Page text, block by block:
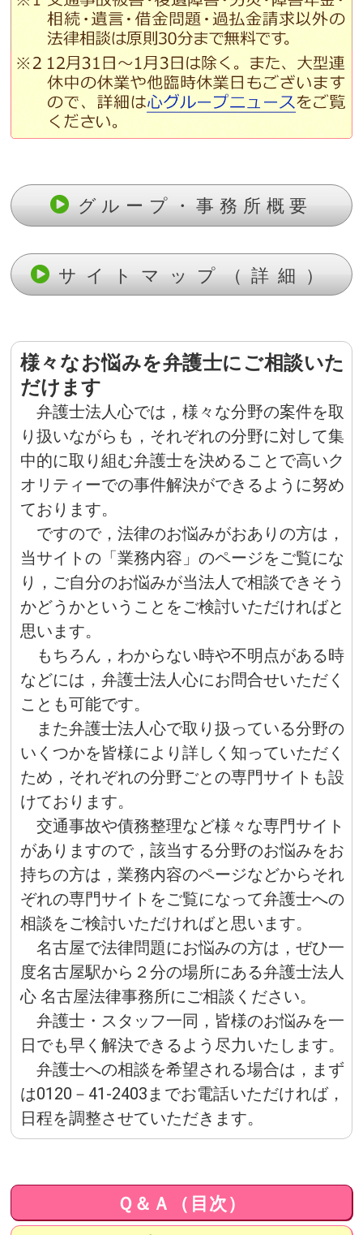
グループ・事務所概要
サイトマップ（詳細）
様々なお悩みを弁護士にご相談いた
だけます
弁護士法人心では，様々な分野の案件を取
り扱いながらも，それぞれの分野に対して集
中的に取り組む弁護士を決めることで高いク
オリティーでの事件解決ができるように努め
ております。
ですので，法律のお悩みがおありの方は，
当サイトの「業務内容」のページをご覧にな
り，ご自分のお悩みが当法人で相談できそう
かどうかということをご検討いただければと
思います。
もちろん，わからない時や不明点がある時
などには，弁護士法人心にお問合せいただく
ことも可能です。
また弁護士法人心で取り扱っている分野の
いくつかを皆様により詳しく知っていただく
ため，それぞれの分野ごとの専門サイトも設
けております。
交通事故や債務整理など様々な専門サイト
がありますので，該当する分野のお悩みをお
持ちの方は，業務内容のページなどからそれ
ぞれの専門サイトをご覧になって弁護士への
相談をご検討いただければと思います。
名古屋で法律問題にお悩みの方は，ぜひ一
度名古屋駅から２分の場所にある弁護士法人
心 名古屋法律事務所にご相談ください。
弁護士・スタッフ一同，皆様のお悩みを一
日でも早く解決できるよう尽力いたします。
弁護士への相談を希望される場合は，まず
は0120－41‐2403までお電話いただければ，
日程を調整させていただきます。
Ｑ＆Ａ（目次）